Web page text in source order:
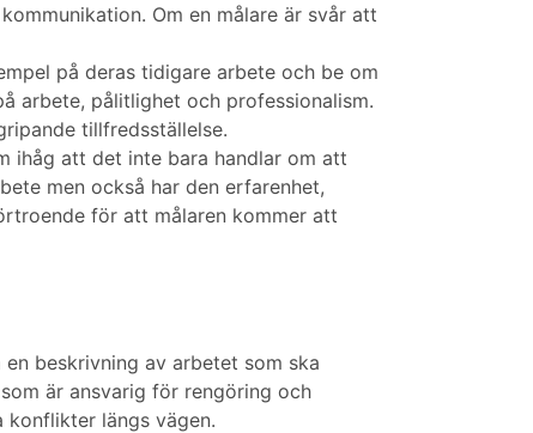
Om en målare är svår att
på deras tidigare arbete och be om
arbete, pålitlighet och professionalism.
tillfredsställelse.
ihåg att det inte bara handlar om att
men också har den erfarenhet,
för att målaren kommer att
beskrivning av arbetet som ska
är ansvarig för rengöring och
längs vägen.